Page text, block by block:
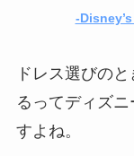
-
ドレス選びの
るってディズ
すよね。